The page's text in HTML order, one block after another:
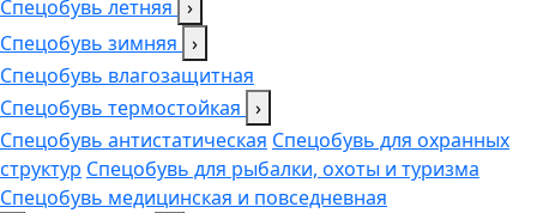
Спецобувь летняя ›
Спецобувь зимняя ›
Спецобувь влагозащитная
Спецобувь термостойкая ›
Спецобувь антистатическая Спецобувь для охранных
структур Спецобувь для рыбалки, охоты и туризма
Спецобувь медицинская и повседневная